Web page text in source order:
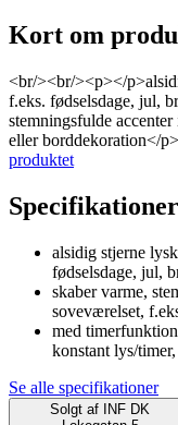
Kort om
<br/><br/><p></
f.eks. fødselsdage, jul,
stemningsfulde
eller borddekoration</
produktet
Specifikationer
alsidig stjerne
fødselsdage, jul,
skaber varme,
soveværelset,
med
konstant lys/
Se alle specifikationer
Solgt af
INF DK